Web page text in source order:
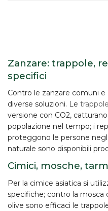
Zanzare: trappole,
specifici
Contro le zanzare comuni e
diverse soluzioni. Le
versione con CO2,
popolazione nel tempo; i
proteggono le persone
naturale sono disponibili
Cimici, mosche,
Per la cimice asiatica si
specifiche; contro la mosca
olive sono efficaci le